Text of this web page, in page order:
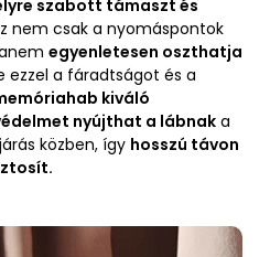
szabott támaszt és
nem csak a nyomáspontok
egyenletesen oszthatja
ezzel a fáradtságot és a
kiváló
nyújthat a lábnak a
közben, így hosszú távon